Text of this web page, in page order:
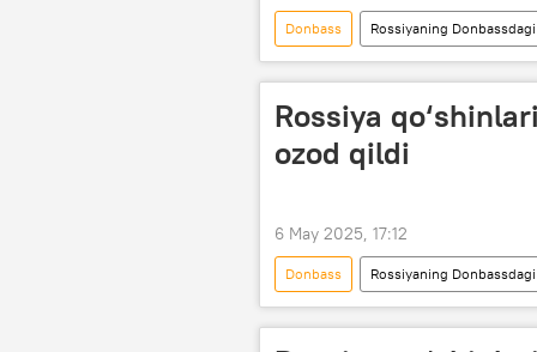
Donbass Rossiyaning
qurbonlar
Rossiya
Xerson viloyati
Rossiya
ozod qildi
6 May 2025, 17:12
Donbass Rossiyaning
Dunyoda
Rossiya